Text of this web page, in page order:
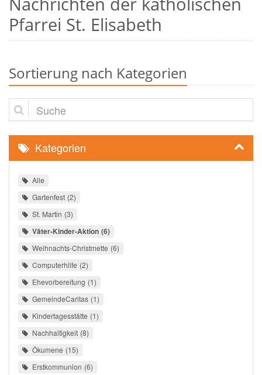
Pfarrei St. Elisabeth
Sortierung nach Kategorien
Suche
Kategorien
Alle
Gartenfest 2
St. Martin 3
Väter-Kinder-Aktion 6
Weihnachts-Christmette 6
Computerhilfe 2
Ehevorbereitung 1
GemeindeCaritas 1
Kindertagesstätte 1
Nachhaltigkeit 8
Ökumene 15
Erstkommunion 6